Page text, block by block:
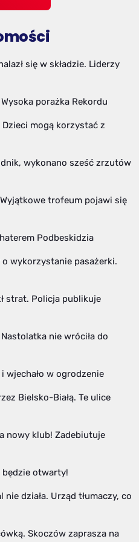
się w składzie. Liderzy
porażka Rekordu
mogą korzystać z
wykonano sześć zrzutów
trofeum pojawi się
Podbeskidzia
wykorzystanie pasażerki.
strat. Policja publikuje
nie wróciła do
wjechało w ogrodzenie
Bielsko-Białą. Te ulice
nowy klub! Zadebiutuje
będzie otwarty!
działa. Urząd tłumaczy, co
Skoczów zaprasza na